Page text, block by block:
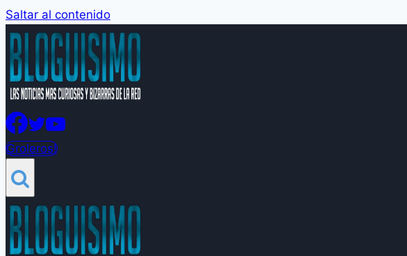
Saltar al contenido
Groleros!